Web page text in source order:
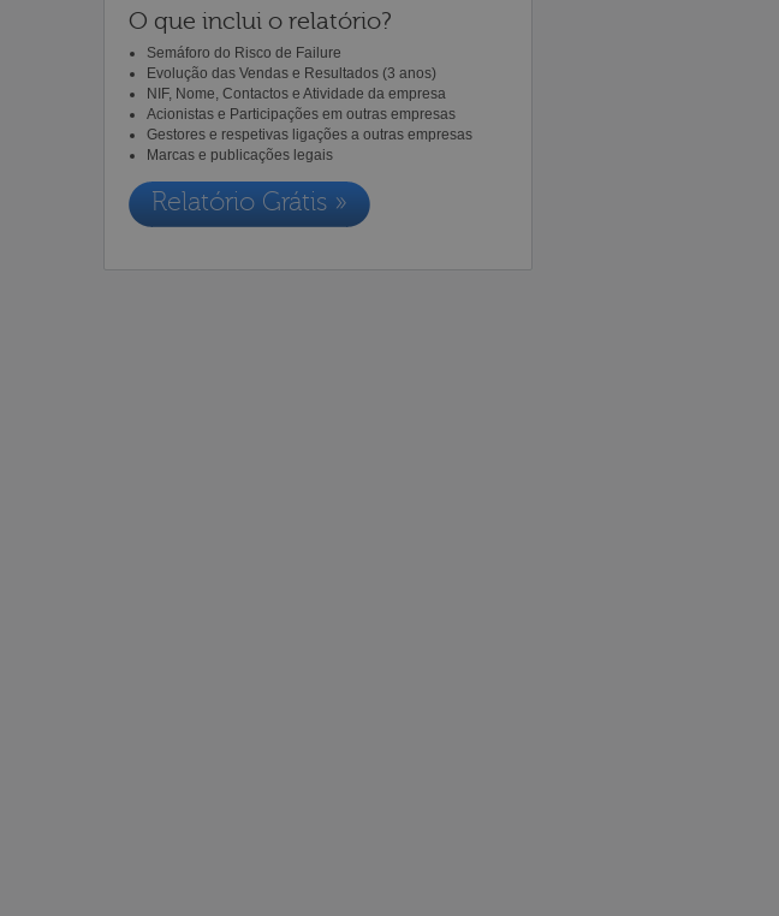
O que inclui o relatório?
Semáforo do Risco de Failure
Evolução das Vendas e Resultados (3 anos)
NIF, Nome, Contactos e Atividade da empresa
Acionistas e Participações em outras empresas
Gestores e respetivas ligações a outras empresas
Marcas e publicações legais
Relatório Grátis »